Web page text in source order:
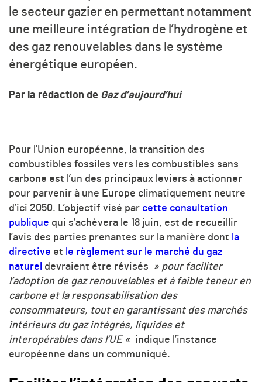
le secteur gazier en permettant notamment
une meilleure intégration de l’hydrogène et
des gaz renouvelables dans le système
énergétique européen.
Par la rédaction de Gaz d’aujourd’hui
Pour l’Union européenne, la transition des
combustibles fossiles vers les combustibles sans
carbone est l’un des principaux leviers à actionner
pour parvenir à une Europe climatiquement neutre
d’ici 2050. L’objectif visé par cette consultation
publique qui s’achèvera le 18 juin, est de recueillir
l’avis des parties prenantes sur la manière dont la
directive et le règlement sur le marché du gaz
naturel devraient être révisés
» pour faciliter
l’adoption de gaz renouvelables et à faible teneur en
carbone et la responsabilisation des
consommateurs, tout en garantissant des marchés
intérieurs du gaz intégrés, liquides et
interopérables dans l’UE « indique l’instance
européenne dans un communiqué.